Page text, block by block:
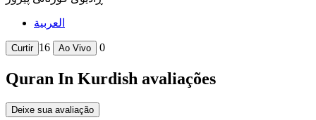
العربية
Curtir 16 Ao Vivo 0
Quran In Kurdish avaliações